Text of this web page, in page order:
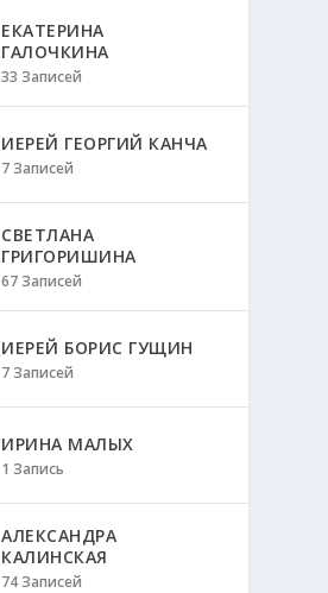
ЕКАТЕРИНА
ГАЛОЧКИНА
33 Записей
ИЕРЕЙ ГЕОРГИЙ КАНЧА
7 Записей
СВЕТЛАНА
ГРИГОРИШИНА
67 Записей
ИЕРЕЙ БОРИС ГУЩИН
7 Записей
ИРИНА МАЛЫХ
1 Запись
АЛЕКСАНДРА
КАЛИНСКАЯ
74 Записей